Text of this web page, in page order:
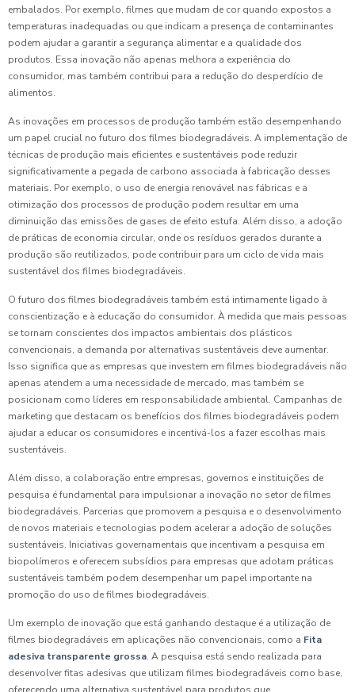
embalados. Por exemplo, filmes que mudam de cor quando expostos a
temperaturas inadequadas ou que indicam a presença de contaminantes
podem ajudar a garantir a segurança alimentar e a qualidade dos
produtos. Essa inovação não apenas melhora a experiência do
consumidor, mas também contribui para a redução do desperdício de
alimentos.
As inovações em processos de produção também estão desempenhando
um papel crucial no futuro dos filmes biodegradáveis. A implementação de
técnicas de produção mais eficientes e sustentáveis pode reduzir
significativamente a pegada de carbono associada à fabricação desses
materiais. Por exemplo, o uso de energia renovável nas fábricas e a
otimização dos processos de produção podem resultar em uma
diminuição das emissões de gases de efeito estufa. Além disso, a adoção
de práticas de economia circular, onde os resíduos gerados durante a
produção são reutilizados, pode contribuir para um ciclo de vida mais
sustentável dos filmes biodegradáveis.
O futuro dos filmes biodegradáveis também está intimamente ligado à
conscientização e à educação do consumidor. À medida que mais pessoas
se tornam conscientes dos impactos ambientais dos plásticos
convencionais, a demanda por alternativas sustentáveis deve aumentar.
Isso significa que as empresas que investem em filmes biodegradáveis não
apenas atendem a uma necessidade de mercado, mas também se
posicionam como líderes em responsabilidade ambiental. Campanhas de
marketing que destacam os benefícios dos filmes biodegradáveis podem
ajudar a educar os consumidores e incentivá-los a fazer escolhas mais
sustentáveis.
Além disso, a colaboração entre empresas, governos e instituições de
pesquisa é fundamental para impulsionar a inovação no setor de filmes
biodegradáveis. Parcerias que promovem a pesquisa e o desenvolvimento
de novos materiais e tecnologias podem acelerar a adoção de soluções
sustentáveis. Iniciativas governamentais que incentivam a pesquisa em
biopolímeros e oferecem subsídios para empresas que adotam práticas
sustentáveis também podem desempenhar um papel importante na
promoção do uso de filmes biodegradáveis.
Um exemplo de inovação que está ganhando destaque é a utilização de
filmes biodegradáveis em aplicações não convencionais, como a Fita
adesiva transparente grossa. A pesquisa está sendo realizada para
desenvolver fitas adesivas que utilizam filmes biodegradáveis como base,